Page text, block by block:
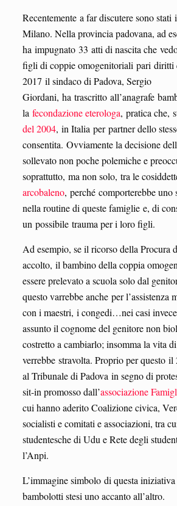
Recentemente a far discutere sono stati
Milano. Nella provincia padovana, ad
ha impugnato 33 atti di nascita che
figli di coppie omogenitoriali pari diritti
2017 il sindaco di Padova, Sergio
Giordani, ha trascritto all’anagrafe
la fecondazione eterologa, pratica che,
del 2004, in Italia per partner dello
consentita. Ovviamente la decisione
sollevato non poche polemiche e
soprattutto, ma non solo, tra le
arcobaleno, perché comporterebbe uno
nella routine di queste famiglie e, di
un possibile trauma per i loro figli.
Ad esempio, se il ricorso della Procura
accolto, il bambino della coppia
essere prelevato a scuola solo dal
questo varrebbe anche per l’assistenza
con i maestri, i congedi…nei casi
assunto il cognome del genitore non
costretto a cambiarlo; insomma la vita
verrebbe stravolta. Proprio per questo
al Tribunale di Padova in segno di
sit-in promosso dall’associazione
cui hanno aderito Coalizione civica,
socialisti e comitati e associazioni, tra
studentesche di Udu e Rete degli
l’Anpi.
L’immagine simbolo di questa
bambolotti stesi uno accanto all’altro.